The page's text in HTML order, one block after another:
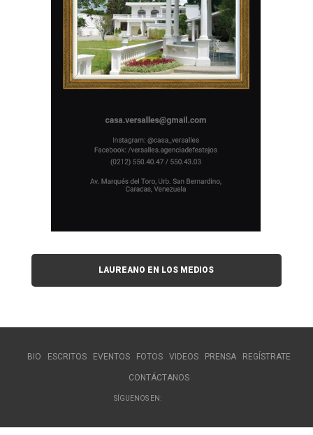
LAUREANO EN LOS MEDIOS
BIO ESCRITOS EVENTOS FOTOS VIDEOS PRENSA REGÍSTRATE
CONTÁCTANOS
SÍGUENOS EN: